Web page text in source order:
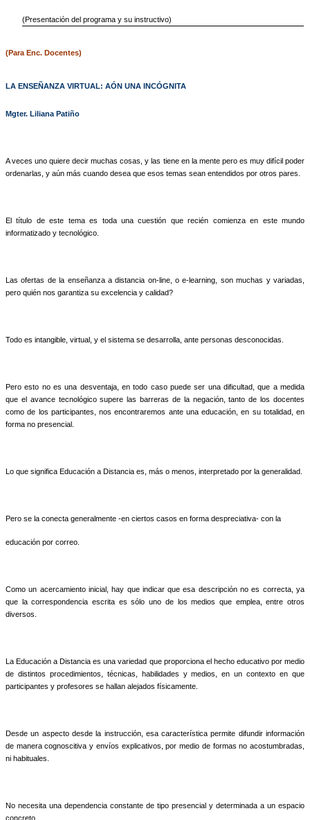
(Presentación del programa y su instructivo)
(Para Enc. Docentes)
LA ENSEÑANZA VIRTUAL: AÓN UNA INCÓGNITA
Mgter. Liliana Patiño
A veces uno quiere decir muchas cosas, y las tiene en la mente pero es muy difícil poder
ordenarlas, y aún más cuando desea que esos temas sean entendidos por otros pares.
El título de este tema es toda una cuestión que recién comienza en este mundo
informatizado y tecnológico.
Las ofertas de la enseñanza a distancia on-line, o e-learning, son muchas y variadas,
pero quién nos garantiza su excelencia y calidad?
Todo es intangible, virtual, y el sistema se desarrolla, ante personas desconocidas.
Pero esto no es una desventaja, en todo caso puede ser una dificultad, que a medida
que el avance tecnológico supere las barreras de la negación, tanto de los docentes
como de los participantes, nos encontraremos ante una educación, en su totalidad, en
forma no presencial.
Lo que significa Educación a Distancia es, más o menos, interpretado por la generalidad.
Pero se la conecta generalmente -en ciertos casos en forma despreciativa- con la
educación por correo.
Como un acercamiento inicial, hay que indicar que esa descripción no es correcta, ya
que la correspondencia escrita es sólo uno de los medios que emplea, entre otros
diversos.
La Educación a Distancia es una variedad que proporciona el hecho educativo por medio
de distintos procedimientos, técnicas, habilidades y medios, en un contexto en que
participantes y profesores se hallan alejados físicamente.
Desde un aspecto desde la instrucción, esa característica permite difundir información
de manera cognoscitiva y envíos explicativos, por medio de formas no acostumbradas,
ni habituales.
No necesita una dependencia constante de tipo presencial y determinada a un espacio
concreto.